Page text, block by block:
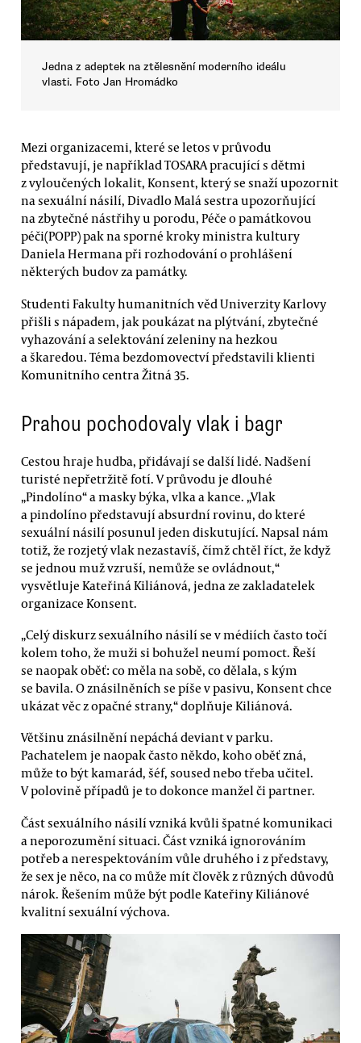
Jedna z adeptek na ztělesnění moderního ideálu
vlasti. Foto Jan Hromádko
Mezi organizacemi, které se letos v průvodu
představují, je například TOSARA pracující s dětmi
z vyloučených lokalit, Konsent, který se snaží upozornit
na sexuální násilí, Divadlo Malá sestra upozorňující
na zbytečné nástřihy u porodu, Péče o památkovou
péči(POPP) pak na sporné kroky ministra kultury
Daniela Hermana při rozhodování o prohlášení
některých budov za památky.
Studenti Fakulty humanitních věd Univerzity Karlovy
přišli s nápadem, jak poukázat na plýtvání, zbytečné
vyhazování a selektování zeleniny na hezkou
a škaredou. Téma bezdomovectví představili klienti
Komunitního centra Žitná 35.
Prahou pochodovaly vlak i bagr
Cestou hraje hudba, přidávají se další lidé. Nadšení
turisté nepřetržitě fotí. V průvodu je dlouhé
„Pindolíno“ a masky býka, vlka a kance. „Vlak
a pindolíno představují absurdní rovinu, do které
sexuální násilí posunul jeden diskutující. Napsal nám
totiž, že rozjetý vlak nezastavíš, čímž chtěl říct, že když
se jednou muž vzruší, nemůže se ovládnout,“
vysvětluje Kateřiná Kiliánová, jedna ze zakladatelek
organizace Konsent.
„Celý diskurz sexuálního násilí se v médiích často točí
kolem toho, že muži si bohužel neumí pomoct. Řeší
se naopak oběť: co měla na sobě, co dělala, s kým
se bavila. O znásilněních se píše v pasivu, Konsent chce
ukázat věc z opačné strany,“ doplňuje Kiliánová.
Většinu znásilnění nepáchá deviant v parku.
Pachatelem je naopak často někdo, koho oběť zná,
může to být kamarád, šéf, soused nebo třeba učitel.
V polovině případů je to dokonce manžel či partner.
Část sexuálního násilí vzniká kvůli špatné komunikaci
a neporozumění situaci. Část vzniká ignorováním
potřeb a nerespektováním vůle druhého i z představy,
že sex je něco, na co může mít člověk z různých důvodů
nárok. Řešením může být podle Kateřiny Kiliánové
kvalitní sexuální výchova.